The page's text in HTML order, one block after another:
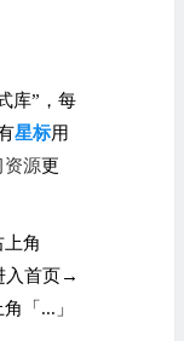
库”，每
星标用
资源更
角
入首页→
「...」